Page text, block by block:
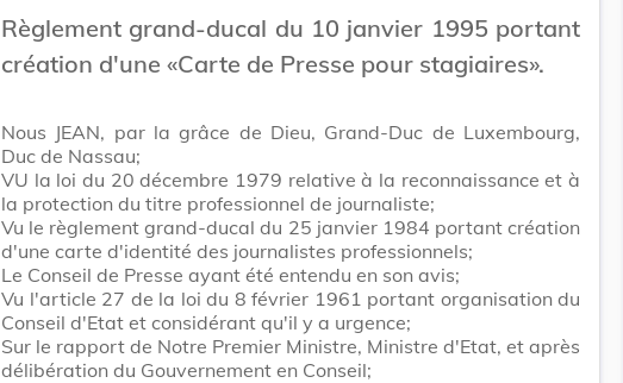
Règlement grand-ducal du 10 janvier 1995 portant
création d'une «Carte de Presse pour stagiaires».
Nous JEAN, par la grâce de Dieu, Grand-Duc de Luxembourg,
Duc de Nassau;
VU la loi du 20 décembre 1979 relative à la reconnaissance et à
la protection du titre professionnel de journaliste;
Vu le règlement grand-ducal du 25 janvier 1984 portant création
d'une carte d'identité des journalistes professionnels;
Le Conseil de Presse ayant été entendu en son avis;
Vu l'article 27 de la loi du 8 février 1961 portant organisation du
Conseil d'Etat et considérant qu'il y a urgence;
Sur le rapport de Notre Premier Ministre, Ministre d'Etat, et après
délibération du Gouvernement en Conseil;